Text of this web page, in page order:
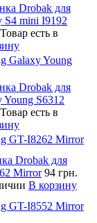
Drobak для
S4 mini I9192
Товар есть в
Galaxy Young
Drobak для
Young S6312
Товар есть в
GT-I8262 Mirror
Drobak для
Mirror 94 грн.
В корзину
GT-I8552 Mirror